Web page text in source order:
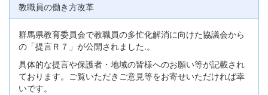
教職員の働き方改革
群馬県教育委員会で教職員の多忙化解消に向けた協議会から
の「提言Ｒ７」が公開されました.。
具体的な提言や保護者・地域の皆様へのお願い等が記載され
ております。ご覧いただきご意見等をお寄せいただければ幸
いです。